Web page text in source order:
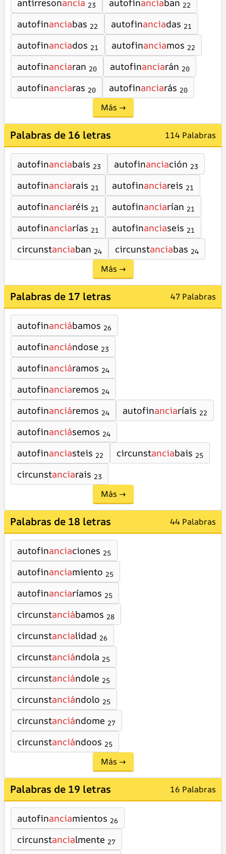
antirresonancia 23 autofinanciaban 22
autofinanciabas 22 autofinanciadas 21
autofinanciados 21 autofinanciamos 22
autofinanciaran 20 autofinanciarán 20
autofinanciaras 20 autofinanciarás 20
Más →
Palabras de 16 letras 114 Palabras
autofinanciabais 23 autofinanciación 23
autofinanciarais 21 autofinanciareis 21
autofinanciaréis 21 autofinanciarían 21
autofinanciarías 21 autofinanciaseis 21
circunstanciaban 24 circunstanciabas 24
Más →
Palabras de 17 letras 47 Palabras
autofinanciábamos 26
autofinanciándose 23
autofinanciáramos 24
autofinanciaremos 24
autofinanciáremos 24 autofinanciaríais 22
autofinanciásemos 24
autofinanciasteis 22 circunstanciabais 25
circunstanciarais 23
Más →
Palabras de 18 letras 44 Palabras
autofinanciaciones 25
autofinanciamiento 25
autofinanciaríamos 25
circunstanciábamos 28
circunstancialidad 26
circunstanciándola 25
circunstanciándole 25
circunstanciándolo 25
circunstanciándome 27
circunstanciándoos 25
Más →
Palabras de 19 letras 16 Palabras
autofinanciamientos 26
circunstancialmente 27